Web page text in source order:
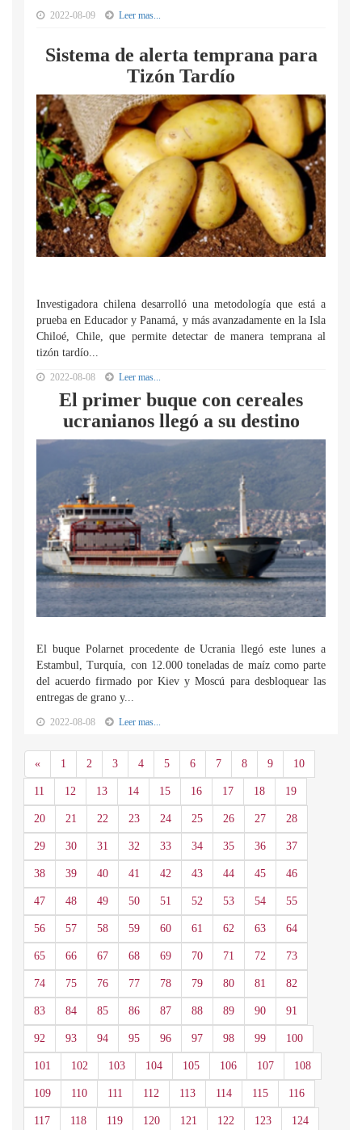
2022-08-09 Leer mas...
Sistema de alerta temprana para
Tizón Tardío
Investigadora chilena desarrolló una metodología que está a
prueba en Educador y Panamá, y más avanzadamente en la Isla
Chiloé, Chile, que permite detectar de manera temprana al
tizón tardío...
2022-08-08 Leer mas...
El primer buque con cereales
ucranianos llegó a su destino
El buque Polarnet procedente de Ucrania llegó este lunes a
Estambul, Turquía, con 12.000 toneladas de maíz como parte
del acuerdo firmado por Kiev y Moscú para desbloquear las
entregas de grano y...
2022-08-08 Leer mas...
«Anterior
1 2 3 4 5 6 7 8 9 10
11 12 13 14 15 16 17 18 19
20 21 22 23 24 25 26 27 28
29 30 31 32 33 34 35 36 37
38 39 40 41 42 43 44 45 46
47 48 49 50 51 52 53 54 55
56 57 58 59 60 61 62 63 64
65 66 67 68 69 70 71 72 73
74 75 76 77 78 79 80 81 82
83 84 85 86 87 88 89 90 91
92 93 94 95 96 97 98 99 100
101 102 103 104 105 106 107 108
109 110 111 112 113 114 115 116
117 118 119 120 121 122 123 124